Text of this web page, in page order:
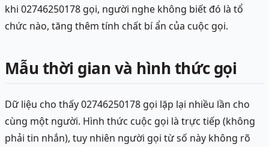
khi 02746250178 gọi, người nghe không biết đó là tổ
chức nào, tăng thêm tính chất bí ẩn của cuộc gọi.
Mẫu thời gian và hình thức gọi
Dữ liệu cho thấy 02746250178 gọi lặp lại nhiều lần cho
cùng một người. Hình thức cuộc gọi là trực tiếp (không
phải tin nhắn), tuy nhiên người gọi từ số này không rõ